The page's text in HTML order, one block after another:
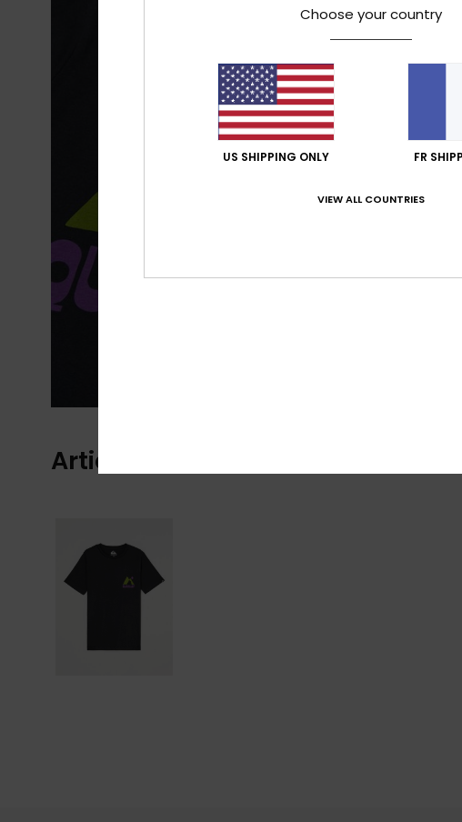
Articles vus récemment
Choose your country
US SHIPPING ONLY FR
VIEW ALL COUNTRIES